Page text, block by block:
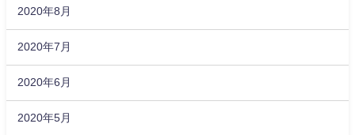
2020年8月
2020年7月
2020年6月
2020年5月